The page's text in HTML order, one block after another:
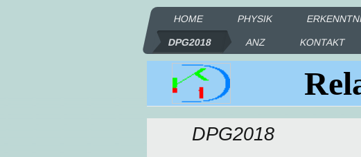
HOME PHYSIK
DPG2018 ANZ KONTAKT
DPG2018